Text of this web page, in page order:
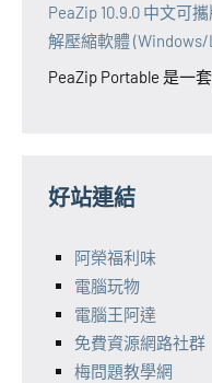
PeaZip 10.9.0 中文可
解壓縮軟體
PeaZip Portable 是一
好站連結
阿榮福利味
電腦玩物
電腦王阿達
免費資源網路社群
梅問題教學網